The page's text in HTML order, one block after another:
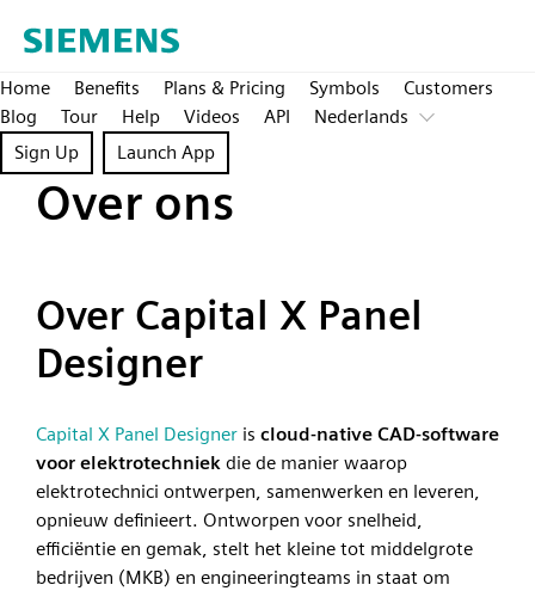
Home Benefits Plans & Pricing Symbols
Customers
Blog
Tour Help Videos API
Nederlands
Sign Up
Launch App
Over ons
Over Capital X Panel
Designer
Capital X Panel Designer is cloud-native CAD-software
voor elektrotechniek die de manier waarop
elektrotechnici ontwerpen, samenwerken en leveren,
opnieuw definieert. Ontworpen voor snelheid,
efficiëntie en gemak, stelt het kleine tot middelgrote
bedrijven (MKB) en engineeringteams in staat om